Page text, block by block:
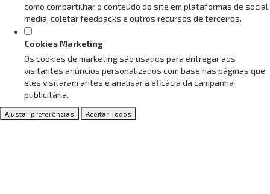
como compartilhar o conteúdo do site em plataformas de social
media, coletar feedbacks e outros recursos de terceiros.
Cookies Marketing
Os cookies de marketing são usados para entregar aos
visitantes anúncios personalizados com base nas páginas que
eles visitaram antes e analisar a eficácia da campanha
publicitária.
Ajustar preferências Aceitar Todos